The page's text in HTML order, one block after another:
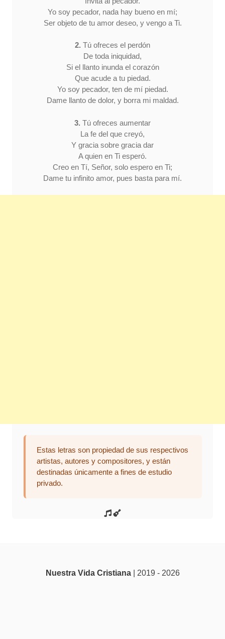
Yo soy pecador, nada hay bueno en mí;
Ser objeto de tu amor deseo, y vengo a Ti.
2. Tú ofreces el perdón
De toda iniquidad,
Si el llanto inunda el corazón
Que acude a tu piedad.
Yo soy pecador, ten de mí piedad.
Dame llanto de dolor, y borra mi maldad.
3. Tú ofreces aumentar
La fe del que creyó,
Y gracia sobre gracia dar
A quien en Ti esperó.
Creo en Tí, Señor, solo espero en Ti;
Dame tu infinito amor, pues basta para mí.
Estas letras son propiedad de sus respectivos
artistas, autores y compositores, y están
destinadas únicamente a fines de estudio
privado.
Nuestra Vida Cristiana| 2019 - 2026